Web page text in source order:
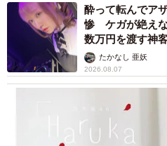
酔って転んでア
惨 ケガが絶え
数万円を渡す神
たかなし 亜妖
2026.08.07